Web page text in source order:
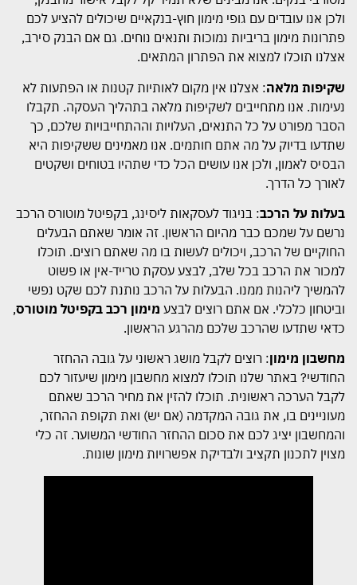
ולכן אנו עובדים עם גופי מימון חוץ-בנקאיים שיכולים להציע לכם
פתרונות מימון בריביות נמוכות ותנאים נוחים. גם אם הבנק סירב,
אצלנו תוכלו למצוא את הפתרון המתאים.
שקיפות מלאה: אצלנו אין מקום לאותיות קטנות או הפתעות לא
נעימות. אנו מתחייבים לשקיפות מלאה בתהליך העסקה. תקבלו
הסבר מפורט על כל התנאים, העלויות וההתחייבויות שלכם, כך
שתדעו בדיוק על מה אתם חותמים. אנו מאמינים ששקיפות היא
הבסיס לאמון, ולכן אנו עושים הכל כדי שתהיו בטוחים ושקטים
לאורך כל הדרך.
בעלות על הרכב: בניגוד לעסקאות ליסינג, בקפיטל מוטורס הרכב
נרשם על שמכם כבר מהיום הראשון. זה אומר שאתם הבעלים
החוקיים של הרכב, ויכולים לעשות בו מה שאתם רוצים. תוכלו
למכור את הרכב בכל שלב, לבצע עסקת טרייד-אין או פשוט
להמשיך ליהנות ממנו. הבעלות על הרכב נותנת לכם שקט נפשי
וביטחון כלכלי. אם אתם רוצים לבצע מימון רכב בקפיטל מוטורס,
כדאי שתדעו שהרכב שלכם מהרגע הראשון.
מחשבון מימון: רוצים לקבל מושג ראשוני על גובה ההחזר
החודשי? באתר שלנו תוכלו למצוא מחשבון מימון שיעזור לכם
לקבל הערכה ראשונית. תוכלו להזין את מחיר הרכב שאתם
מעוניינים בו, את גובה המקדמה (אם יש) ואת תקופת ההחזר,
והמחשבון יציג לכם את סכום ההחזר החודשי המשוער. זה כלי
מצוין לתכנון תקציב ולבדיקת אפשרויות מימון שונות.